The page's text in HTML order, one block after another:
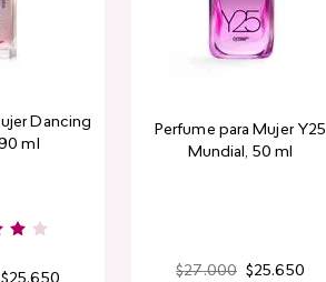
Dancing
ml
Perfume para Mujer Y25
Mundial​, 50 ml
$27.000 $25.650